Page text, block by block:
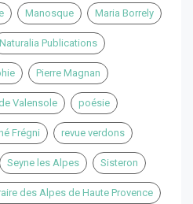
Manosque Maria Borrely
Naturalia Publications
Pierre Magnan
Valensole poésie
Frégni revue verdons
Seyne les Alpes Sisteron
des Alpes de Haute Provence